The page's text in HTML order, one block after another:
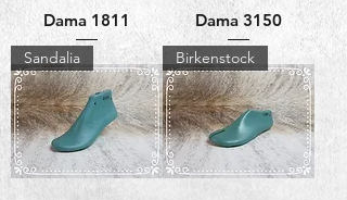
Dama 1811 Dama 3150
Sandalia Birkenstock